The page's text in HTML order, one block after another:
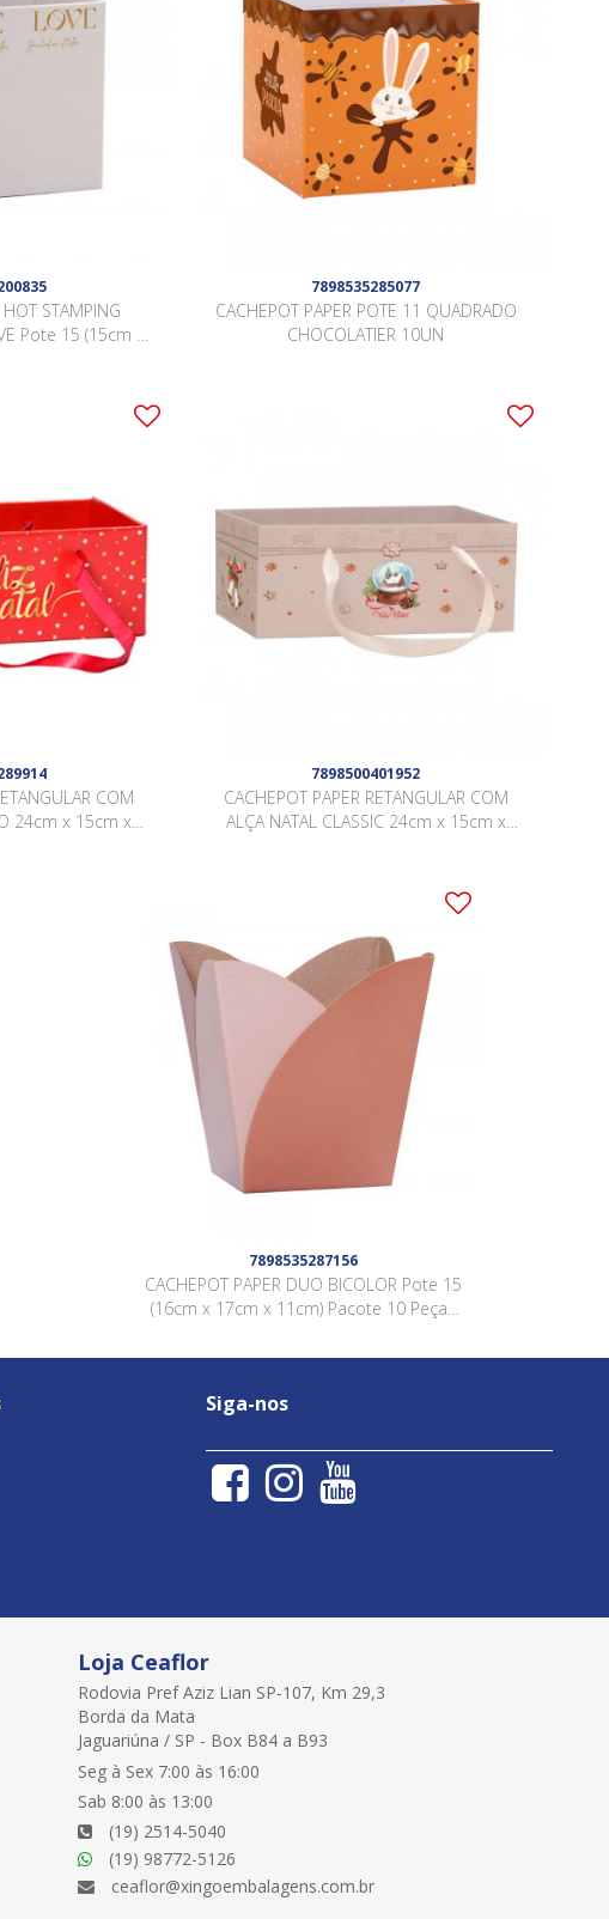
STAMPING
Pote 15 (15cm x
7898535285077
CACHEPOT PAPER POTE 11 QUADRADO
CHOCOLATIER 10UN
COM
24cm x 15cm x
7898500401952
CACHEPOT PAPER RETANGULAR COM
ALÇA NATAL CLASSIC 24cm x 15cm x
7898535287156
CACHEPOT PAPER DUO BICOLOR Pote 15
(16cm x 17cm x 11cm) Pacote 10 Peças
Siga-nos
Loja Ceaflor
Rodovia Pref Aziz Lian SP-107, Km 29,3
Borda da Mata
Jaguariúna / SP - Box B84 a B93
Seg à Sex 7:00 às 16:00
Sab 8:00 às 13:00
(19) 2514-5040
(19) 98772-5126
ceaflor@xingoembalagens.com.br